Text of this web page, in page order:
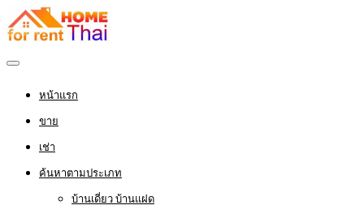
หน้าแรก
ขาย
เช่า
ค้นหาตามประเภท
บ้านเดี่ยว บ้านแฝด